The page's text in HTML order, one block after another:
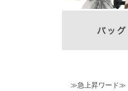
≫急上昇ワード